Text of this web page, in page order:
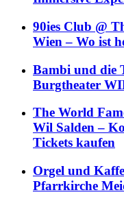
90ies Club @
Wien – Wo ist
Bambi und die
Burgtheater
The World
Wil Salden –
Tickets kaufen
Orgel und
Pfarrkirche